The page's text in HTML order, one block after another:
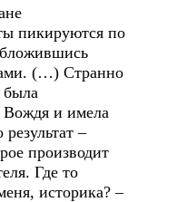
пикируются по
(…) Странно
была
Вождя и имела
–
производит
Где то
историка? –